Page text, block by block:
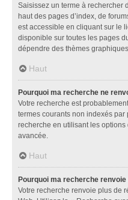
Saisissez un terme à rechercher
haut des pages d’index, de
est accessible en cliquant sur le
disponible sur toutes les pages
dépendre des thèmes
Haut
Pourquoi ma recherche ne
Votre recherche est
termes courants non indexés par
recherche en utilisant les
avancée.
Haut
Pourquoi ma recherche renvoie
Votre recherche renvoie plus de